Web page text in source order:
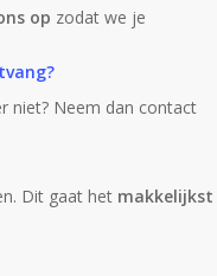
op zodat we je
niet? Neem dan contact
Dit gaat het makkelijkst